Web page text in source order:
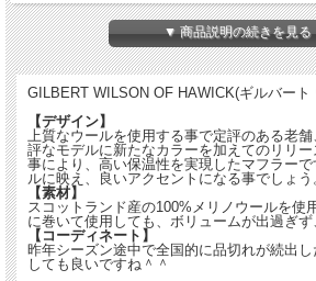
み、薄手ながら高品質なメリノウールを使用する事により
ーです。控えめなボディのカラーに映える細いボーダーは
アクセントになる事でしょう。ユニセックスなデザインで
【素材】
に富んだ素材です。2重に巻いて使用しても、ボリューム
テムです。
【コーディネート】
昨年シーズン途中で全国的に品切れが続出した人気モデル
ので、巻き方をアレンジしても良いですね＾＾
カラー ：SILVER・NAVY・CHACOAL
商品詳細 ：100% MERINOWOOL（MADE IN SCOTLAND）
サイズ：FREE SIZE(約 幅：19cm 全長：220cm)
※注意事項：モニターにより、若干色が異なる場合がござい
▼ 商品説明の続きを見
GILBERT WILSON OF HAWICK(ギルバー
【デザイン】
上質なウールを使用する事で定評のある老
評なモデルに新たなカラーを加えてのリリ
事により、高い保温性を実現したマフラー
ルに映え、良いアクセントになる事でしょ
【素材】
スコットランド産の100%メリノウールを
に巻いて使用しても、ボリュームが出過ぎ
【コーディネート】
昨年シーズン途中で全国的に品切れが続出
しても良いですね＾＾